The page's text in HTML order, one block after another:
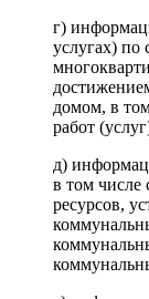
г)
услугах)
домом, в
работ
д)
в том числе
ресурсов,